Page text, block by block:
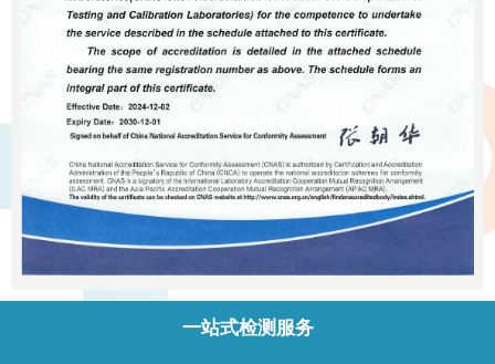
一站式检测服务